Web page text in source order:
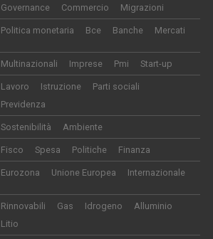
Governance Commercio Migrazioni
Politica monetaria Bce Banche Mercati
Multinazionali Imprese Pmi Start-up
Lavoro Istruzione
Parti sociali
Previdenza
Sostenibilità Ambiente
Fisco Spesa Politiche Finanza
Eurozona Unione Europea Internazionale
Rinnovabili Gas Idrogeno
Alluminio
Litio